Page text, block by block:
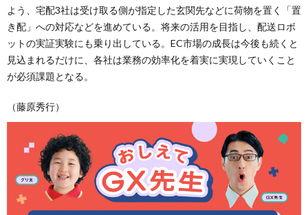
よう、宅配3社は受け取る側が指定した玄関先などに荷物を置く「置
き配」への対応などを進めている。将来の活用を目指し、配送ロボ
ットの実証実験にも乗り出している。EC市場の成長は今後も続くと
見込まれるだけに、各社は業務の効率化を着実に実現していくこと
が必須課題となる。
（藤原秀行）